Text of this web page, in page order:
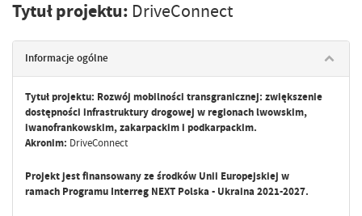
Tytuł projektu: DriveConnect
Informacje ogólne
Tytuł projektu: Rozwój mobilności transgranicznej: zwiększenie
dostępności infrastruktury drogowej w regionach lwowskim,
iwanofrankowskim, zakarpackim i podkarpackim.
Akronim: DriveConnect
Projekt jest finansowany ze środków Unii Europejskiej w
ramach Programu Interreg NEXT Polska - Ukraina 2021-2027.